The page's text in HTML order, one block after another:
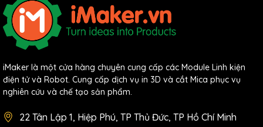
iMaker là một cửa hàng chuyên cung cấp các Module Linh kiện
điện tử và Robot. Cung cấp dịch vụ in 3D và cắt Mica phục vụ
nghiên cứu và chế tạo sản phẩm.
22 Tân Lập 1, Hiệp Phú, TP Thủ Đức, TP Hồ Chí Minh